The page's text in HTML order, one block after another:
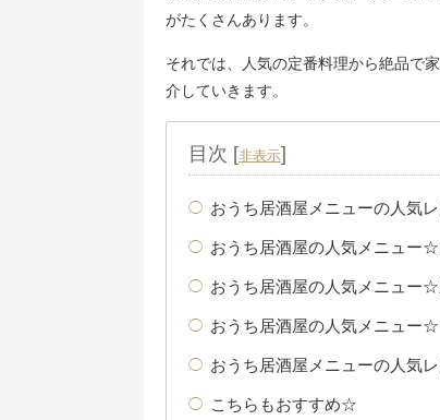
がたくさんあります。
それでは、人気の定番料理から絶品で
介していきます。
目次 [非表示]
おうち居酒屋メニューの人気レ
おうち居酒屋の人気メニュー
おうち居酒屋の人気メニュー
おうち居酒屋の人気メニュー
おうち居酒屋メニューの人気
こちらもおすすめ☆